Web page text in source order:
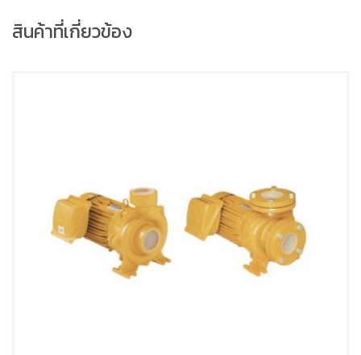
สินค้าที่เกี่ยวข้อง